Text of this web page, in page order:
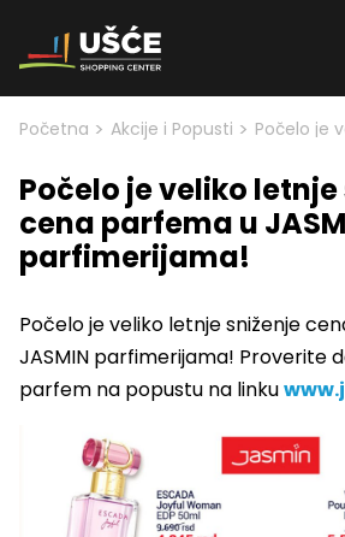
Skip to content
Početna > Akcije i Popusti >
Počelo je veliko
cena parfema u
parfimerijama!
Počelo je veliko letnje sniženje
JASMIN parfimerijama! Proverite
parfem na popustu na linku